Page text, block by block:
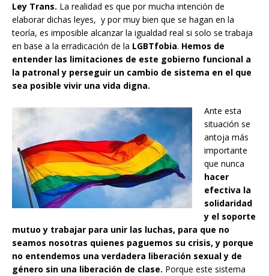
Ley Trans. La realidad es que por mucha intención de
elaborar dichas leyes, y por muy bien que se hagan en la
teoría, es imposible alcanzar la igualdad real si solo se trabaja
en base a la erradicación de la LGBTfobia. Hemos de
entender las limitaciones de este gobierno funcional a
la patronal y perseguir un cambio de sistema en el que
sea posible vivir una vida digna.
Ante esta
situación se
antoja más
importante
que nunca
hacer
efectiva la
solidaridad
y el soporte
mutuo y trabajar para unir las luchas, para que no
seamos nosotras quienes paguemos su crisis, y porque
no entendemos una verdadera liberación sexual y de
género sin una liberación de clase. Porque este sistema